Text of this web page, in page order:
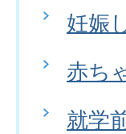
妊娠
赤ち
就学